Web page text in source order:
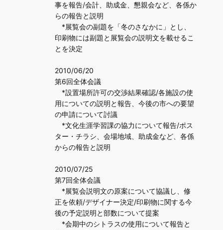
事を報告/会計、助成金、懇親会など、各係か
らの報告と説明
*展覧会の副題を「冬のさなかに」とし、
印刷物には副題と展覧会の説明文を載せるこ
とを決定
2010/06/20
第6回全体会議
*設置場所許可の交渉結果確認/各施設の使
用についての説明と報告、今後の市への要望
の申請について討議
*文化生涯学習課の協力について報告/ポス
ター・チラシ、会場地域、助成金など、各係
からの報告と説明
2010/07/25
第7回全体会議
*展覧会説明文の原案について協議し、修
正を依頼/デザイナー決定/印刷物に関する今
後の予定説明と部数について提案
*会期中のシトラスの使用について報告と